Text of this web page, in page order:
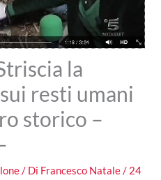
la
resti umani
storico –
/ Di Francesco Natale/ 24